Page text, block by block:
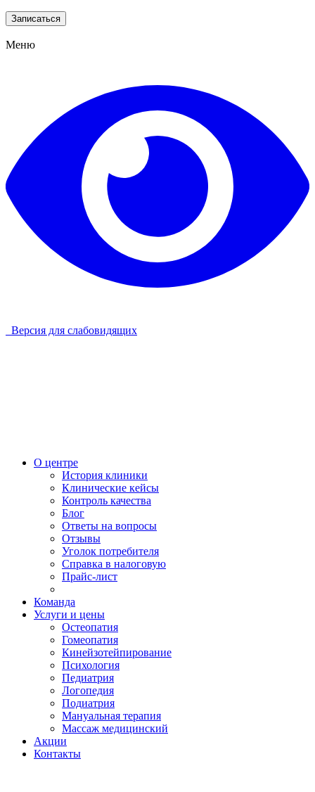
Записаться
Меню
Версия для слабовидящих
О центре
История клиники
Клинические кейсы
Контроль качества
Блог
Ответы на вопросы
Отзывы
Уголок потребителя
Справка в налоговую
Прайс-лист
Команда
Услуги и цены
Остеопатия
Гомеопатия
Кинейзотейпирование
Психология
Педиатрия
Логопедия
Подиатрия
Мануальная терапия
Массаж медицинский
Акции
Контакты